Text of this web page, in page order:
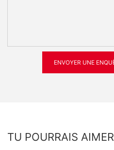
ENVOYER UNE
TU POURRAIS AIMER